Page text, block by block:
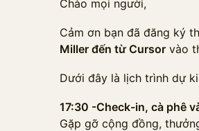
Chào mọi người,
Cảm ơn bạn đã đăng ký
Miller đến từ Cursor vào
Dưới đây là lịch trình dự
17:30 -Check-in, cà phê
Gặp gỡ cộng đồng,